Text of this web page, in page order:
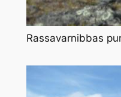
Rassavarnibbas